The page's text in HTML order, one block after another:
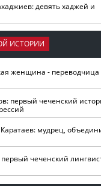
девять хаджей и
ИСТОРИИ
женщина - переводчица
первый чеченский
мудрец,
чеченский